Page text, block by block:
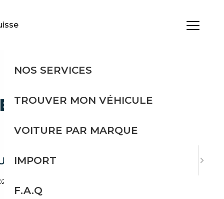
TIGUAN
NOS SERVICES
TROUVER MON VÉHICULE
VOITURE PAR MARQUE
IMPORT
F.A.Q